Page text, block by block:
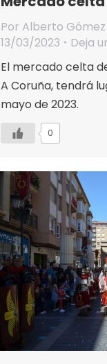
Por Alberto
13/03/2023
Deja
El mercado celta
A Coruña, tendrá
mayo de 2023.
0